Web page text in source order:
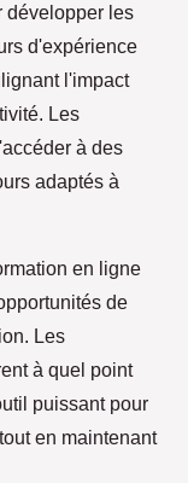
développer les
d'expérience
l'impact
Les
à des
adaptés à
en ligne
de
Les
à quel point
puissant pour
en maintenant